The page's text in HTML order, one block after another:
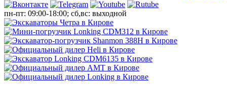
пн-пт: 09:00-18:00; сб,вс: выходной